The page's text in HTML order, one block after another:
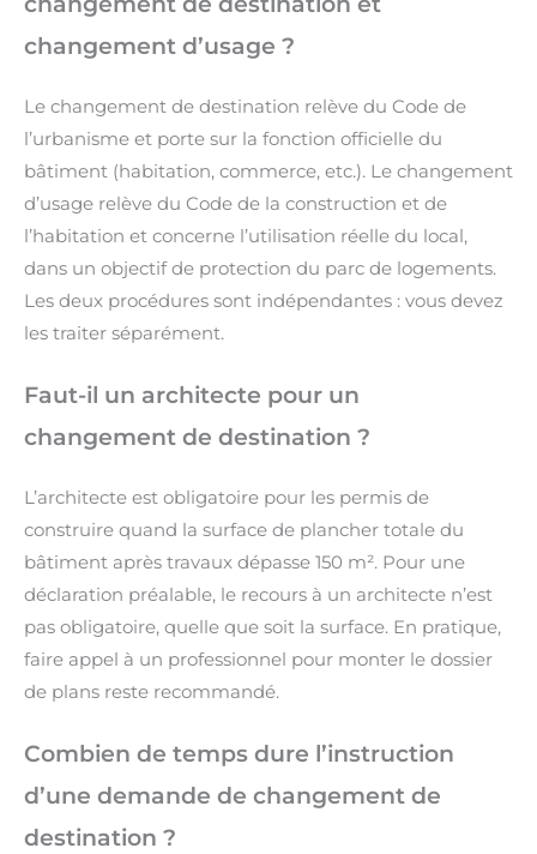
changement d’usage ?
Le changement de destination relève du Code de
l’urbanisme et porte sur la fonction officielle du
bâtiment (habitation, commerce, etc.). Le changement
d’usage relève du Code de la construction et de
l’habitation et concerne l’utilisation réelle du local,
dans un objectif de protection du parc de logements.
Les deux procédures sont indépendantes : vous devez
les traiter séparément.
Faut-il un architecte pour un
changement de destination ?
L’architecte est obligatoire pour les permis de
construire quand la surface de plancher totale du
bâtiment après travaux dépasse 150 m². Pour une
déclaration préalable, le recours à un architecte n’est
pas obligatoire, quelle que soit la surface. En pratique,
faire appel à un professionnel pour monter le dossier
de plans reste recommandé.
Combien de temps dure l’instruction
d’une demande de changement de
destination ?